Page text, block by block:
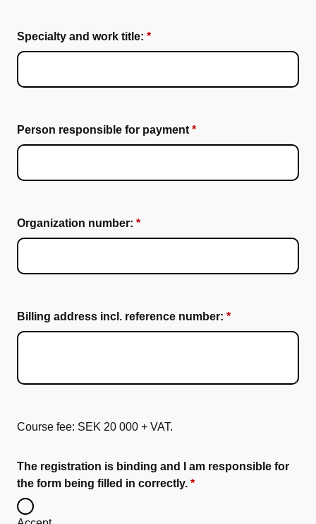
Specialty and work title:
Person responsible for payment
Organization number:
Billing address incl. reference number:
Course fee: SEK 20 000 + VAT.
The registration is binding and I am responsible for
the form being filled in correctly.